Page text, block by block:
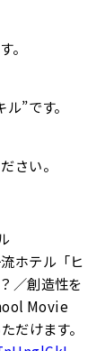
。
”です。
さい。
ホテル「ヒ
／創造性を
Movie
だけます。